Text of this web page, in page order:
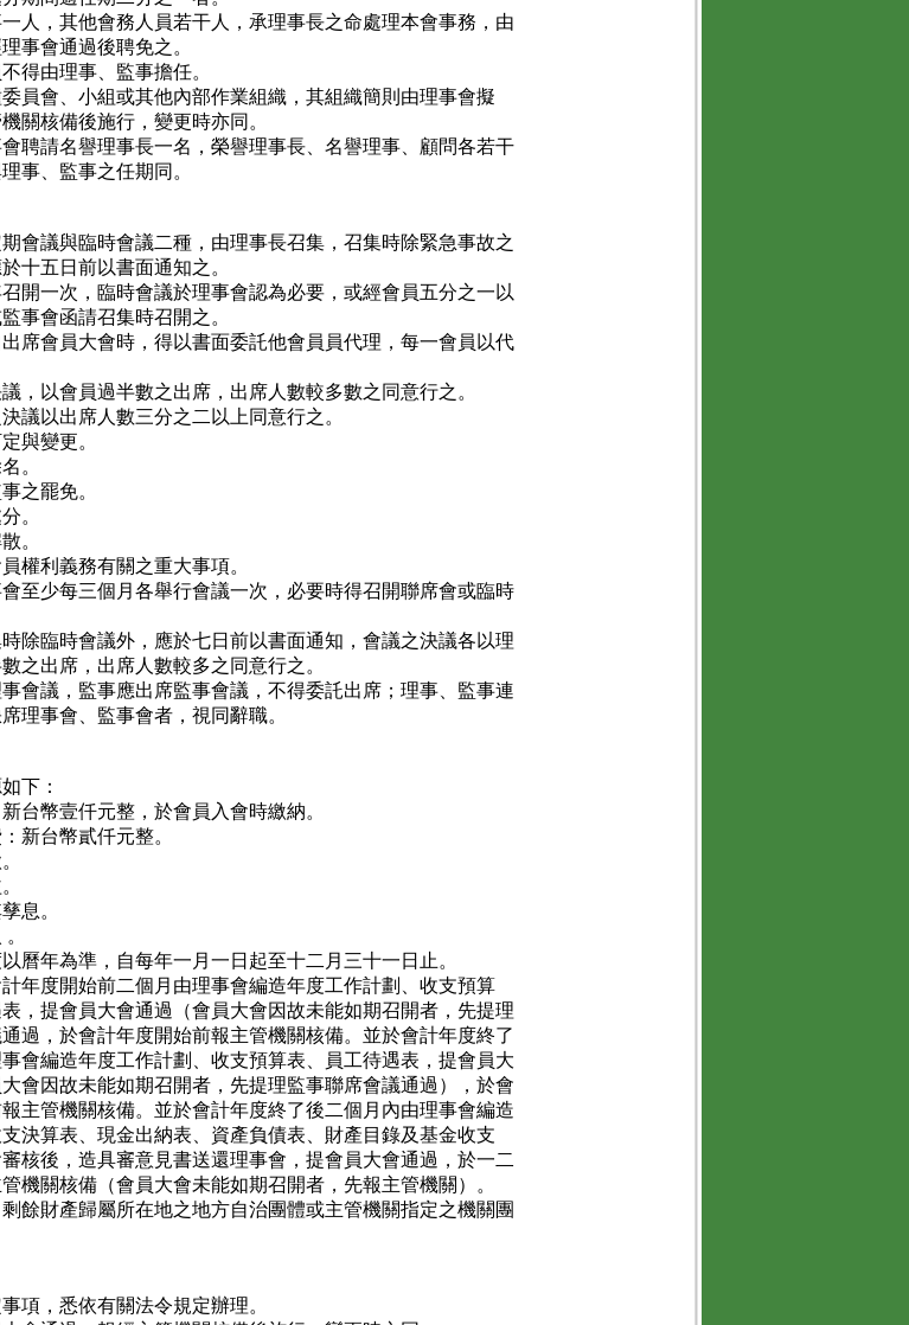
人，其他會務人員若干人，承理事長之命處理本會事務，由
事會通過後聘免之。
得由理事、監事擔任。
員會、小組或其他內部作業組織，其組織簡則由理事會擬
關核備後施行，變更時亦同。
聘請名譽理事長一名，榮譽理事長、名譽理事、顧問各若干
事、監事之任期同。
會議與臨時會議二種，由理事長召集，召集時除緊急事故之
十五日前以書面通知之。
開一次，臨時會議於理事會認為必要，或經會員五分之一以
事會函請召集時召開之。
席會員大會時，得以書面委託他會員員代理，每一會員以代
，以會員過半數之出席，出席人數較多數之同意行之。
議以出席人數三分之二以上同意行之。
與變更。
。
之罷免。
。
。
權利義務有關之重大事項。
至少每三個月各舉行會議一次，必要時得召開聯席會或臨時
除臨時會議外，應於七日前以書面通知，會議之決議各以理
之出席，出席人數較多之同意行之。
會議，監事應出席監事會議，不得委託出席；理事、監事連
理事會、監事會者，視同辭職。
下：
台幣壹仟元整，於會員入會時繳納。
新台幣貳仟元整。
息。
曆年為準，自每年一月一日起至十二月三十一日止。
年度開始前二個月由理事會編造年度工作計劃、收支預算
，提會員大會通過（會員大會因故未能如期召開者，先提理
過，於會計年度開始前報主管機關核備。並於會計年度終了
會編造年度工作計劃、收支預算表、員工待遇表，提會員大
會因故未能如期召開者，先提理監事聯席會議通過），於會
主管機關核備。並於會計年度終了後二個月內由理事會編造
決算表、現金出納表、資產負債表、財產目錄及基金收支
核後，造具審意見書送還理事會，提會員大會通過，於一二
機關核備（會員大會未能如期召開者，先報主管機關）。
餘財產歸屬所在地之地方自治團體或主管機關指定之機關團
項，悉依有關法令規定辦理。